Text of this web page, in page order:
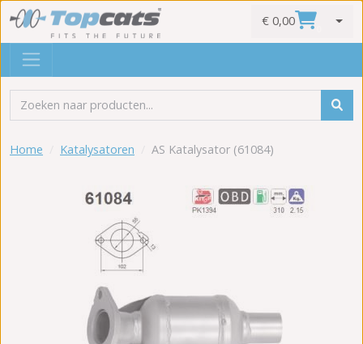
€ 0,00
Home Katalysatoren AS Katalysator (61084)